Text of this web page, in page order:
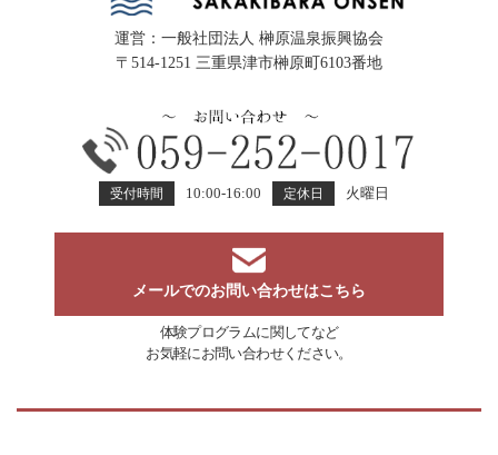
運営：一般社団法人 榊原温泉振興協会
〒514-1251 三重県津市榊原町6103番地
受付時間 10:00-16:00 定休日 火曜日
メールでのお問い合わせはこちら
体験プログラムに関してなど
お気軽にお問い合わせください。